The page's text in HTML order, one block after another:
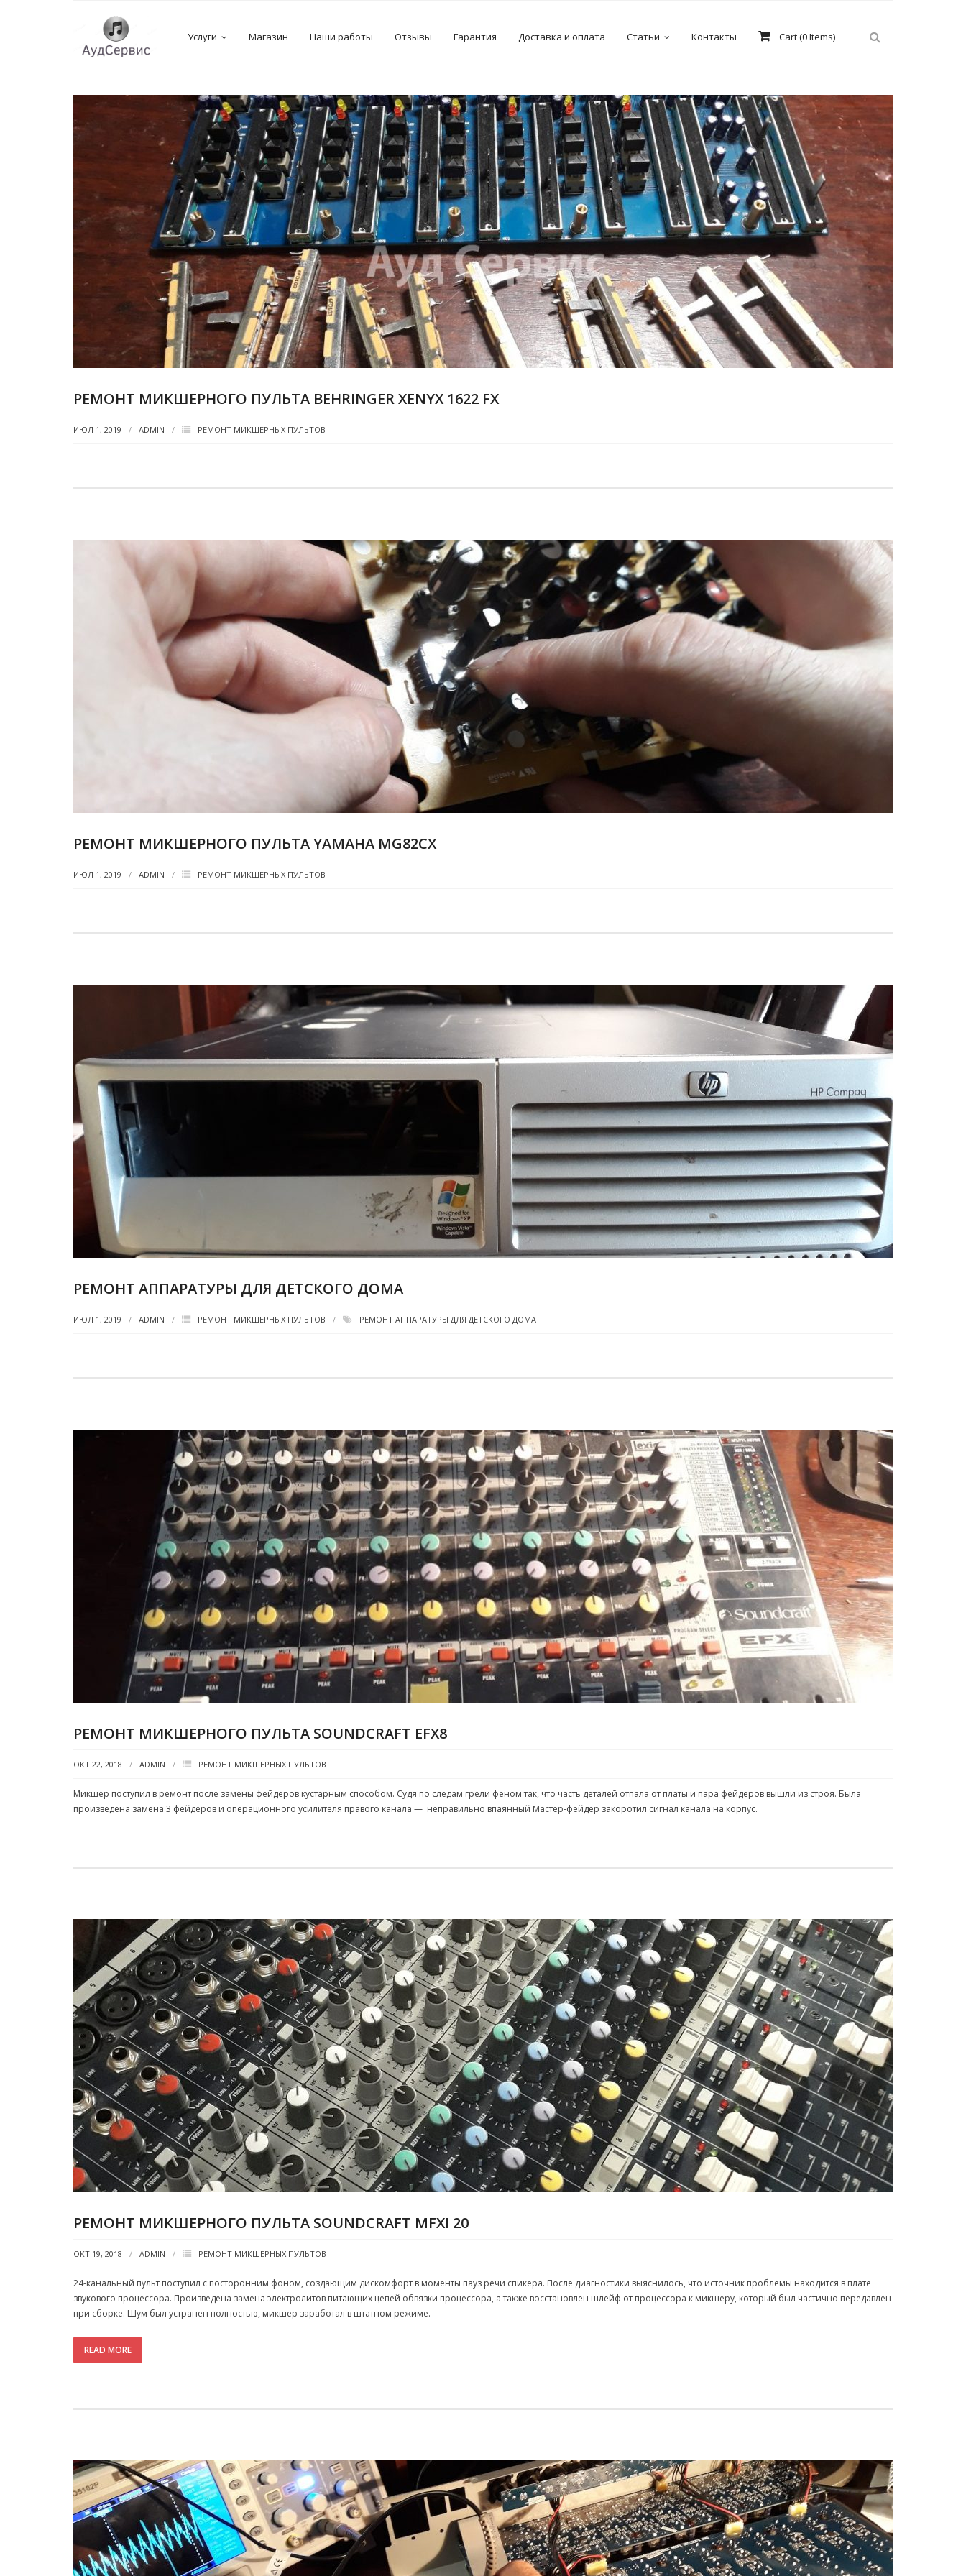
Услуги Магазин Наши работы Отзывы Гарантия Доставка и оплата Статьи Контакты Cart (0Items)
РЕМОНТ МИКШЕРНОГО ПУЛЬТА BEHRINGER XENYX 1622 FX
ИЮЛ 1, 2019 ADMIN РЕМОНТ МИКШЕРНЫХ ПУЛЬТОВ
РЕМОНТ МИКШЕРНОГО ПУЛЬТА YAMAHA MG82CX
ИЮЛ 1, 2019 ADMIN РЕМОНТ МИКШЕРНЫХ ПУЛЬТОВ
РЕМОНТ АППАРАТУРЫ ДЛЯ ДЕТСКОГО ДОМА
ИЮЛ 1, 2019 ADMIN РЕМОНТ МИКШЕРНЫХ ПУЛЬТОВ РЕМОНТ АППАРАТУРЫ ДЛЯ ДЕТСКОГО ДОМА
РЕМОНТ МИКШЕРНОГО ПУЛЬТА SOUNDCRAFT EFX8
ОКТ 22, 2018 ADMIN РЕМОНТ МИКШЕРНЫХ ПУЛЬТОВ
Микшер поступил в ремонт после замены фейдеров кустарным способом. Судя по следам грели феном так, что часть деталей отпала от платы и пара фейдеров вышли из строя. Была
произведена замена 3 фейдеров и операционного усилителя правого канала — неправильно впаянный Мастер-фейдер закоротил сигнал канала на корпус.
РЕМОНТ МИКШЕРНОГО ПУЛЬТА SOUNDCRAFT MFXI 20
ОКТ 19, 2018 ADMIN РЕМОНТ МИКШЕРНЫХ ПУЛЬТОВ
24-канальный пульт поступил с посторонним фоном, создающим дискомфорт в моменты пауз речи спикера. После диагностики выяснилось, что источник проблемы находится в плате
звукового процессора. Произведена замена электролитов питающих цепей обвязки процессора, а также восстановлен шлейф от процессора к микшеру, который был частично передавлен
при сборке. Шум был устранен полностью, микшер заработал в штатном режиме.
READ MORE